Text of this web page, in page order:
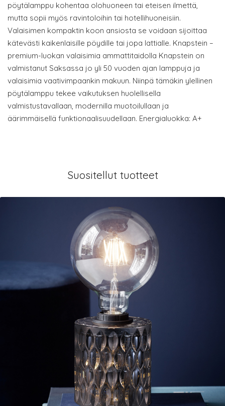
pöytälamppu kohentaa olohuoneen tai eteisen ilmettä,
mutta sopii myös ravintoloihin tai hotellihuoneisiin.
Valaisimen kompaktin koon ansiosta se voidaan sijoittaa
kätevästi kaikenlaisille pöydille tai jopa lattialle. Knapstein –
premium-luokan valaisimia ammattitaidolla Knapstein on
valmistanut Saksassa jo yli 50 vuoden ajan lamppuja ja
valaisimia vaativimpaankin makuun. Niinpä tämäkin ylellinen
pöytälamppu tekee vaikutuksen huolellisella
valmistustavallaan, modernilla muotoilullaan ja
äärimmäisellä funktionaalisuudellaan. Energialuokka: A+
Suositellut tuotteet